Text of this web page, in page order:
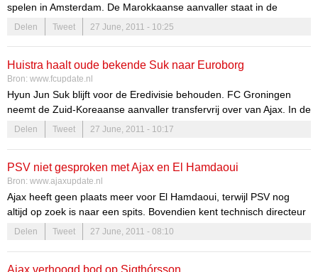
spelen in Amsterdam. De Marokkaanse aanvaller staat in de
interesse van Fulham, Tottenham Hotspur, Trabzonspor en PSV,
Marcel Brands technisch directeur PSV ontkent de interesse in El
gelinkt. Toch is er op dit moment geen enkel contact geweest”,
aldus Brands tegenover het Eindhovens Dagblad.
Delen Tweet 27 June, 2011 - 10:25
Huistra haalt oude bekende Suk naar Euroborg
Bron: www.fcupdate.nl
Hyun Jun Suk blijft voor de Eredivisie behouden. FC Groningen
neemt de Zuid-Koreaanse aanvaller transfervrij over van Ajax. In de
Martinistad komt Suk in de persoon van coach Pieter Huistra een
oude bekende tegen. In zijn periode in de ArenA werkte Suk al
Delen Tweet 27 June, 2011 - 10:17
PSV niet gesproken met Ajax en El Hamdaoui
Bron: www.ajaxupdate.nl
Ajax heeft geen plaats meer voor El Hamdaoui, terwijl PSV nog
altijd op zoek is naar een spits. Bovendien kent technisch directeur
de aanvaller nog uit zijn tijd bij AZ, toch lijkt het voorlopig niet van
een overstap te komen. Brands heeft naar eigen zeggen geen
Delen Tweet 27 June, 2011 - 08:10
Ajax verhoogd bod op Sigthórsson